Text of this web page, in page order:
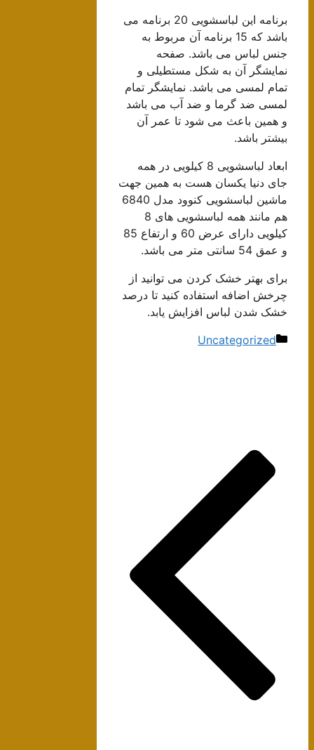
برنامه این لباسشویی 20 برنامه می
باشد که 15 برنامه آن مربوط به
جنس لباس می باشد. صفحه
نمایشگر آن به شکل مستطیلی و
تمام لمسی می باشد. نمایشگر تمام
لمسی ضد گرما و ضد آب می باشد
و همین باعث می شود تا عمر آن
بیشتر باشد.
ابعاد لباسشویی 8 کیلویی در همه
جای دنیا یکسان هست به همین جهت
ماشین لباسشویی کنوود مدل 6840
هم مانند همه لباسشویی های 8
کیلویی دارای عرض 60 و ارتفاع 85
و عمق 54 سانتی متر می باشد.
برای بهتر خشک کردن می توانید از
چرخش اضافه استفاده کنید تا درصد
خشک شدن لباس افزایش یابد.
دسته‌ها
Uncategorized